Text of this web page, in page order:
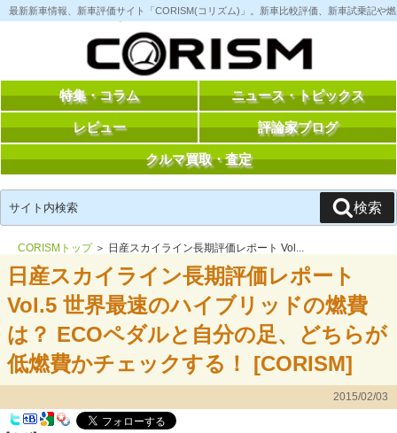
コ
ン
へ
最新新車情報、新車評価サイト「CORISM(コリズム)」。新車比較評価、新車試乗記や
特集・コラム ニュース・トピックス
レビュー 評論家ブログ
クルマ買取・査定
索:
検索
CORISMトップ＞ 日産スカイライン長期評価レポート Vol...
日産スカイライン長期評価レポート
Vol.5 世界最速のハイブリッドの燃費
は？ ECOペダルと自分の足、どちらが
低燃費かチェックする！ [CORISM]
2015/02/03